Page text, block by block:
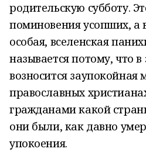
родительскую субботу.
поминовения усопших, а
особая, вселенская
называется потому, что в
возносится заупокойная
православных
гражданами какой
они были, как давно
упокоения.